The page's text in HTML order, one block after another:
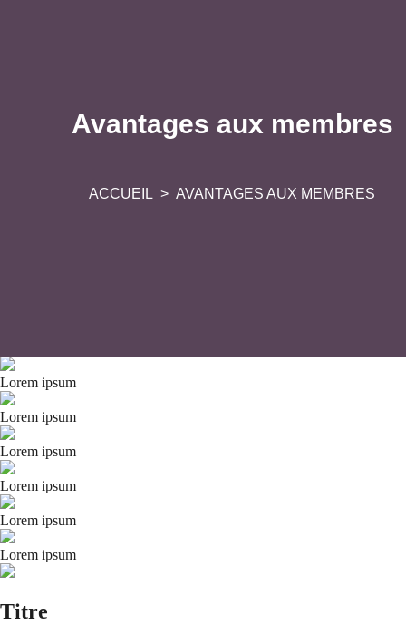
Avantages aux membres
ACCUEIL AVANTAGES AUX MEMBRES
Lorem ipsum
Lorem ipsum
Lorem ipsum
Lorem ipsum
Lorem ipsum
Lorem ipsum
Titre